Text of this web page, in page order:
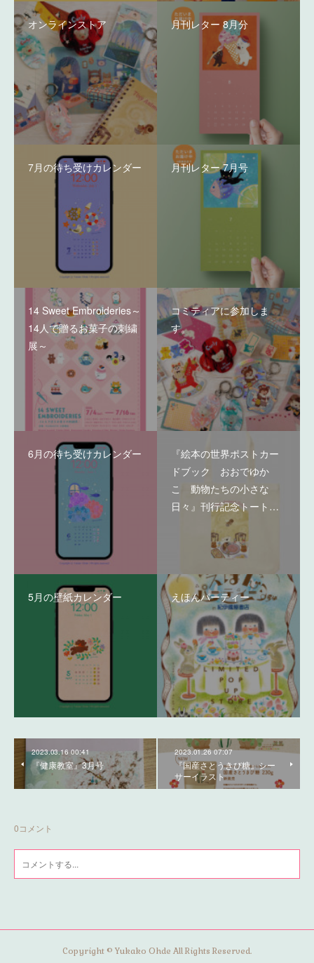
オンラインストア 月刊レター 8月分
7月の待ち受けカレンダー 月刊レター 7月号
14 Sweet Embroideries～
14人で贈るお菓子の刺繍
展～
コミティアに参加しま
す。
6月の待ち受けカレンダー
『絵本の世界ポストカー
ドブック おおでゆか
こ 動物たちの小さな
日々』刊行記念トート…
5月の壁紙カレンダー えほんパーティー
2023.03.16 00:41
『健康教室』3月号
2023.01.26 07:07
『国産さとうきび糖』シー
サーイラスト
0コメント
Copyright © Yukako Ohde All Rights Reserved.